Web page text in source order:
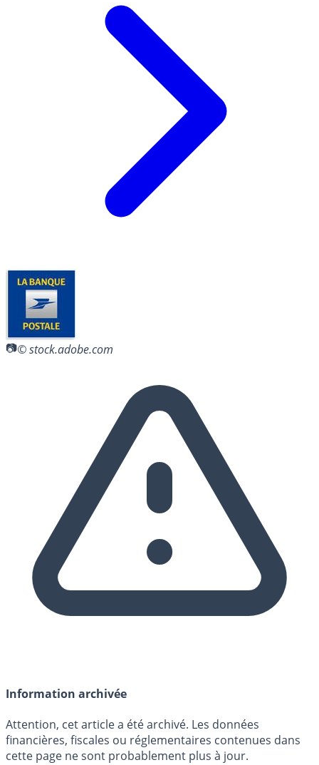
© stock.adobe.com
Information archivée
Attention, cet article a été archivé. Les données
financières, fiscales ou réglementaires contenues dans
cette page ne sont probablement plus à jour.